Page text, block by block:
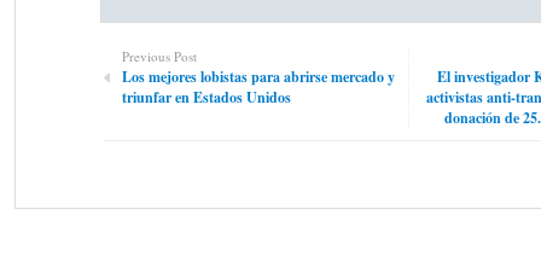
Previous Post
Los mejores lobistas para abrirse mercado y
triunfar en Estados Unidos
El investigador
activistas anti-
donación de